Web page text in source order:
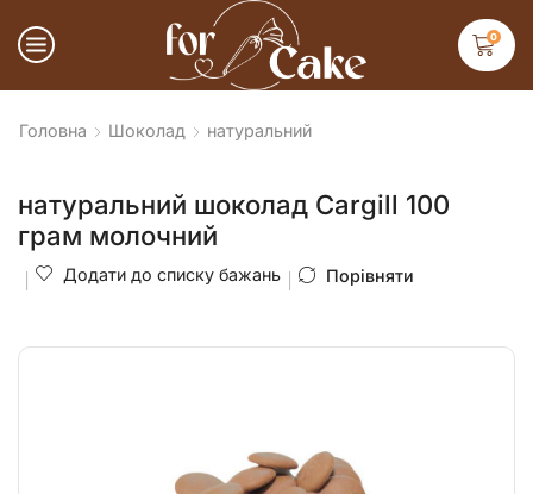
0
Головна Шоколад натуральний
натуральний шоколад Cargill 100
грам молочний
Додати до списку бажань Порівняти